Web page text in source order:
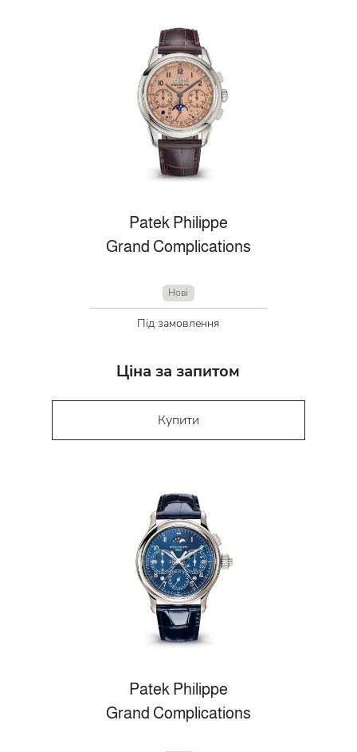
Patek Philippe
Grand Complications
Нові
Під замовлення
Ціна за запитом
Купити
Patek Philippe
Grand Complications